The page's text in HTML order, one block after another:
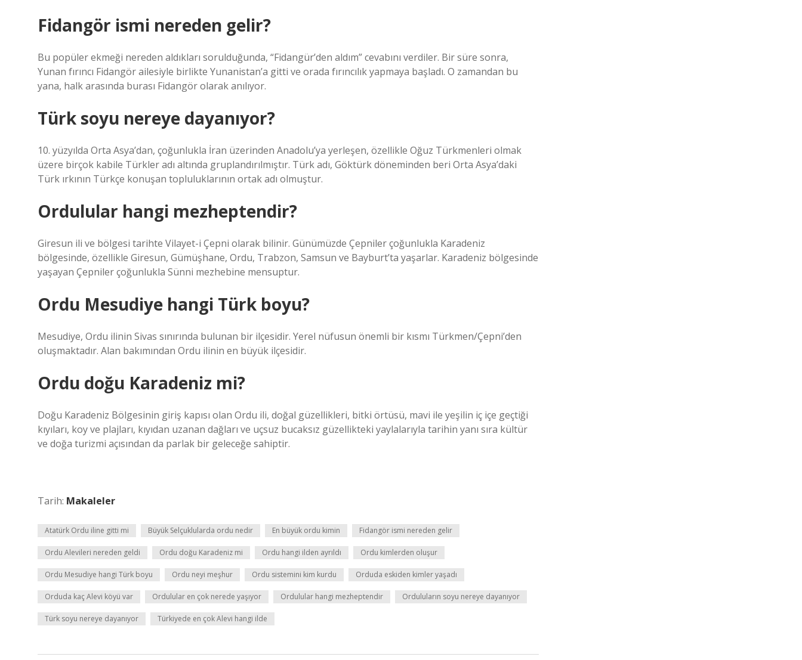
Fidangör ismi nereden gelir?
Bu popüler ekmeği nereden aldıkları sorulduğunda, “Fidangür’den aldım” cevabını verdiler. Bir süre sonra,
Yunan fırıncı Fidangör ailesiyle birlikte Yunanistan’a gitti ve orada fırıncılık yapmaya başladı. O zamandan bu
yana, halk arasında burası Fidangör olarak anılıyor.
Türk soyu nereye dayanıyor?
10. yüzyılda Orta Asya’dan, çoğunlukla İran üzerinden Anadolu’ya yerleşen, özellikle Oğuz Türkmenleri olmak
üzere birçok kabile Türkler adı altında gruplandırılmıştır. Türk adı, Göktürk döneminden beri Orta Asya’daki
Türk ırkının Türkçe konuşan topluluklarının ortak adı olmuştur.
Ordulular hangi mezheptendir?
Giresun ili ve bölgesi tarihte Vilayet-i Çepni olarak bilinir. Günümüzde Çepniler çoğunlukla Karadeniz
bölgesinde, özellikle Giresun, Gümüşhane, Ordu, Trabzon, Samsun ve Bayburt’ta yaşarlar. Karadeniz bölgesinde
yaşayan Çepniler çoğunlukla Sünni mezhebine mensuptur.
Ordu Mesudiye hangi Türk boyu?
Mesudiye, Ordu ilinin Sivas sınırında bulunan bir ilçesidir. Yerel nüfusun önemli bir kısmı Türkmen/Çepni’den
oluşmaktadır. Alan bakımından Ordu ilinin en büyük ilçesidir.
Ordu doğu Karadeniz mi?
Doğu Karadeniz Bölgesinin giriş kapısı olan Ordu ili, doğal güzellikleri, bitki örtüsü, mavi ile yeşilin iç içe geçtiği
kıyıları, koy ve plajları, kıyıdan uzanan dağları ve uçsuz bucaksız güzellikteki yaylalarıyla tarihin yanı sıra kültür
ve doğa turizmi açısından da parlak bir geleceğe sahiptir.
Tarih: Makaleler
Atatürk Ordu iline gitti mi Büyük Selçuklularda ordu nedir En büyük ordu kimin Fidangör ismi nereden gelir
Ordu Alevileri nereden geldi Ordu doğu Karadeniz mi Ordu hangi ilden ayrıldı Ordu kimlerden oluşur
Ordu Mesudiye hangi Türk boyu Ordu neyi meşhur Ordu sistemini kim kurdu Orduda eskiden kimler yaşadı
Orduda kaç Alevi köyü var Ordulular en çok nerede yaşıyor Ordulular hangi mezheptendir Orduluların soyu nereye dayanıyor
Türk soyu nereye dayanıyor Türkiyede en çok Alevi hangi ilde